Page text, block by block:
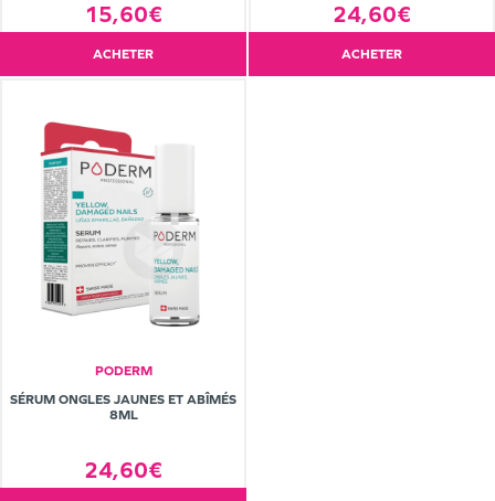
15,60€
ACHETER
24,60€
ACHETER
PODERM
SÉRUM ONGLES JAUNES ET ABÎMÉS
8ML
24,60€